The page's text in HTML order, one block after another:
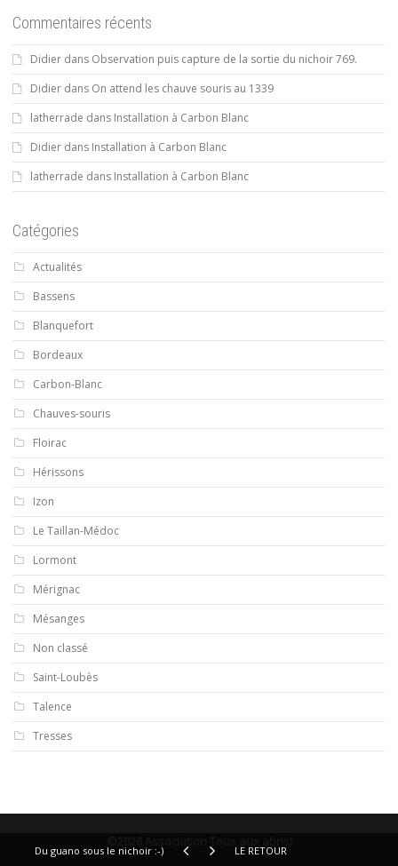
Du guano sous le nichoir :-) LE RETOUR
Commentaires récents
Didier dans Observation puis capture de la sortie du nichoir 769.
Didier dans On attend les chauve souris au 1339
latherrade dans Installation à Carbon Blanc
Didier dans Installation à Carbon Blanc
latherrade dans Installation à Carbon Blanc
Catégories
Actualités
Bassens
Blanquefort
Bordeaux
Carbon-Blanc
Chauves-souris
Floirac
Hérissons
Izon
Le Taillan-Médoc
Lormont
Mérignac
Mésanges
Non classé
Saint-Loubès
Talence
Tresses